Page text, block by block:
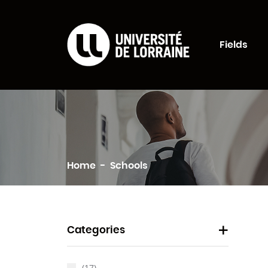
Fields
Search
Home Schools
Categories